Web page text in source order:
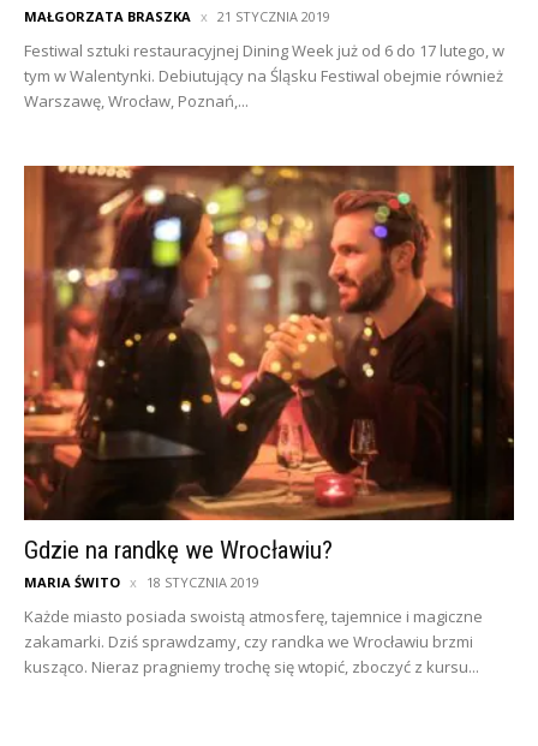
MAŁGORZATA BRASZKA 21 STYCZNIA 2019
Festiwal sztuki restauracyjnej Dining Week już od 6 do 17 lutego, w
tym w Walentynki. Debiutujący na Śląsku Festiwal obejmie również
Warszawę, Wrocław, Poznań,...
Gdzie na randkę we Wrocławiu?
MARIA ŚWITO 18 STYCZNIA 2019
Każde miasto posiada swoistą atmosferę, tajemnice i magiczne
zakamarki. Dziś sprawdzamy, czy randka we Wrocławiu brzmi
kusząco. Nieraz pragniemy trochę się wtopić, zboczyć z kursu...